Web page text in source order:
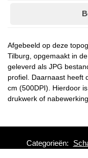
Afgebeeld op deze
Tilburg, opgemaakt in
geleverd als JPG
profiel. Daarnaast heeft
cm (500DPI). Hierdoor
drukwerk of
Categorieën: